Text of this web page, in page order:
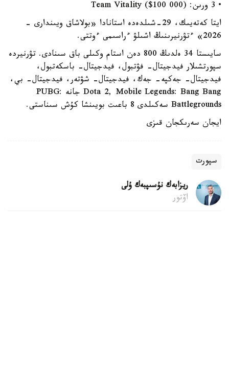
• 3 ورىن: Team Vitality ($100 000)
ايتا كەتەيىك، 29-شىلدەدە استانادا «بولاشاق ويىندارى -
2026» ءتۋرنيرىنىڭ اشىلۋ ءراسىمى ءوتتى.
سايىستا 34 ەلدىڭ 800 دەن استام وكىلى باق سىنادى. تۋرنيردە
سپورتشىلار فيدجيتال- فۋتبول، فيدجيتال- باسكەتبول،
فيدجيتال- جەكپە- جەك، فيدجيتال- شۋتەر، فيدجيتال- بي،
Dota 2, Mobile Legends: Bang Bang جانە PUBG:
Battlegrounds سەكىلدى 8 باعىت بويىنشا كۇش سىناستى.
ايجان سەرىكجان قىزى
سپورت
ريزابەك نۇسىپبەك ۇلى
اۆتور